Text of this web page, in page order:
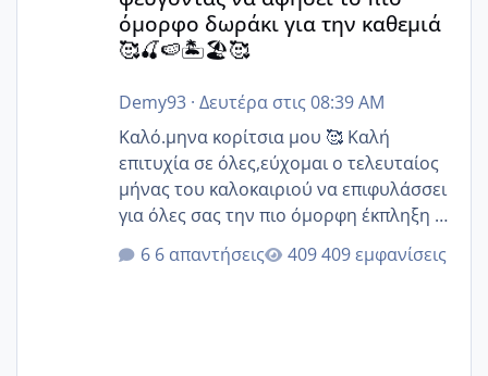
όμορφο δωράκι για την καθεμιά
🥰🍒🍉🏝️🏖️🥰
Demy93· Δευτέρα στις 08:39 AM
Καλό.μηνα κορίτσια μου 🥰 Καλή
επιτυχία σε όλες,εύχομαι ο τελευταίος
μήνας του καλοκαιριού να επιφυλάσσει
για όλες σας την πιο όμορφη έκπληξη 🧿
@Elk @Melikara86 @Παρασκευαιδου
@Zenia z @melitiniღ @Christi.D.
6 απαντήσεις 409 εμφανίσεις